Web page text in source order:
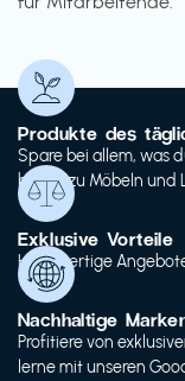
Produkte des
Spare bei allem, was
bis hin zu Möbeln und
Exklusive Vorteile
Hochwertige
Nachhaltige
Profitiere von
lerne mit unseren